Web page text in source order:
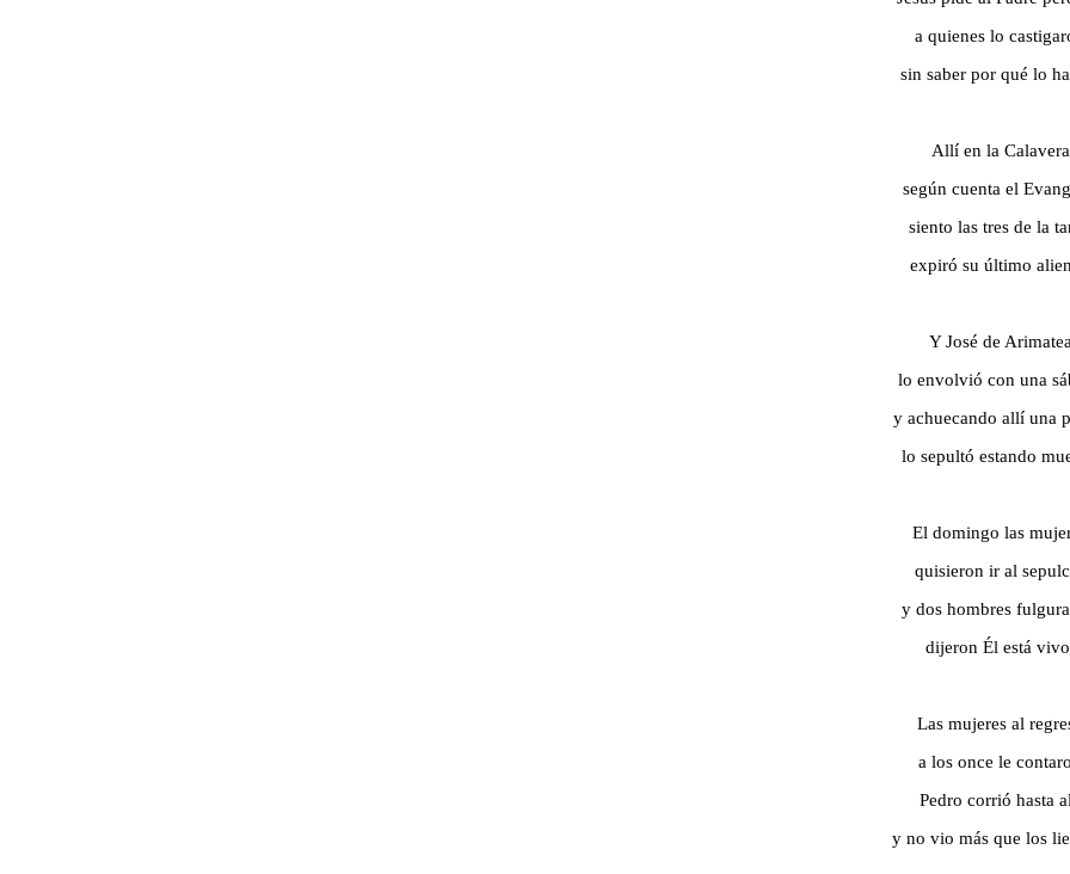
a quienes lo
sin saber por qué lo
Allí en la Calavera
según cuenta el
siento las tres de la
expiró su último
Y José de Arimatea
lo envolvió con una
y achuecando allí una
lo sepultó estando
El domingo las
quisieron ir al
y dos hombres
dijeron Él está
Las mujeres al
a los once le
Pedro corrió hasta
y no vio más que los